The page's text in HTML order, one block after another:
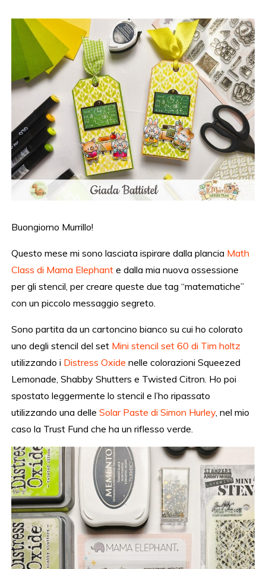
Buongiorno Murrillo!
Questo mese mi sono lasciata ispirare dalla plancia Math
Class di Mama Elephant e dalla mia nuova ossessione
per gli stencil, per creare queste due tag “matematiche”
con un piccolo messaggio segreto.
Sono partita da un cartoncino bianco su cui ho colorato
uno degli stencil del set Mini stencil set 60 di Tim holtz
utilizzando i Distress Oxide nelle colorazioni Squeezed
Lemonade, Shabby Shutters e Twisted Citron. Ho poi
spostato leggermente lo stencil e l’ho ripassato
utilizzando una delleSolar Paste di Simon Hurley, nel mio
caso la Trust Fund che ha un riflesso verde.